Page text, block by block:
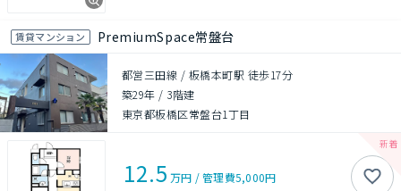
賃貸マンション PremiumSpace常盤台
都営三田線 / 板橋本町駅 徒歩17分
築29年 / 3階建
東京都板橋区常盤台1丁目
12.5 万円 /管理費5,000円